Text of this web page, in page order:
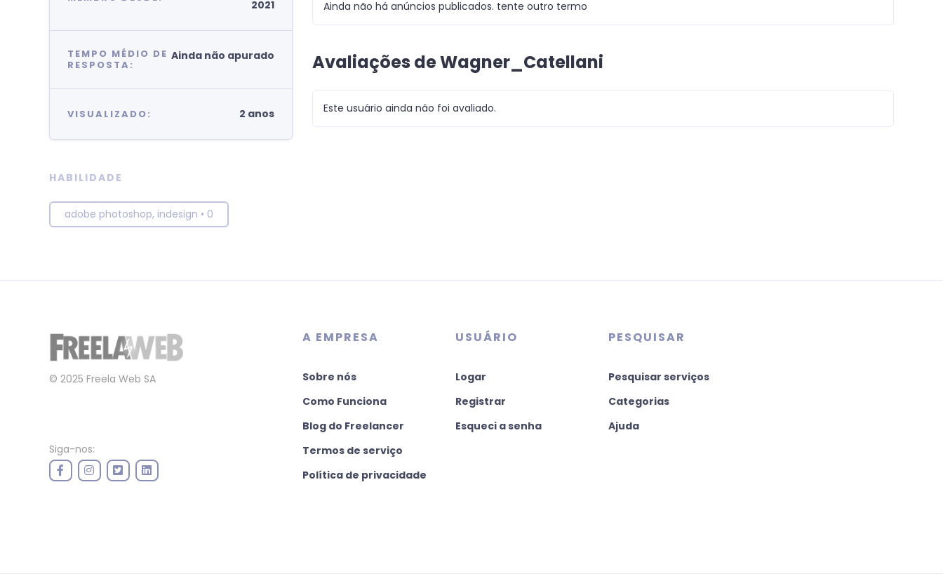
2021
TEMPO MÉDIO DE
RESPOSTA:
Ainda não apurado
VISUALIZADO: 2 anos
HABILIDADE
adobe photoshop, indesign • 0
Ainda não há anúncios publicados. tente outro termo
Avaliações de Wagner_Catellani
Este usuário ainda não foi avaliado.
© 2025 Freela Web SA
Siga-nos:
A EMPRESA
Sobre nós
Como Funciona
Blog do Freelancer
Termos de serviço
Política de privacidade
USUÁRIO
Logar
Registrar
Esqueci a senha
PESQUISAR
Pesquisar serviços
Categorias
Ajuda